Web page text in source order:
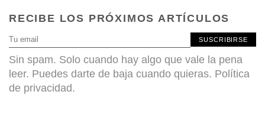
RECIBE LOS PRÓXIMOS ARTÍCULOS
SUSCRIBIRSE
Sin spam. Solo cuando hay algo que vale la pena
leer. Puedes darte de baja cuando quieras. Política
de privacidad.